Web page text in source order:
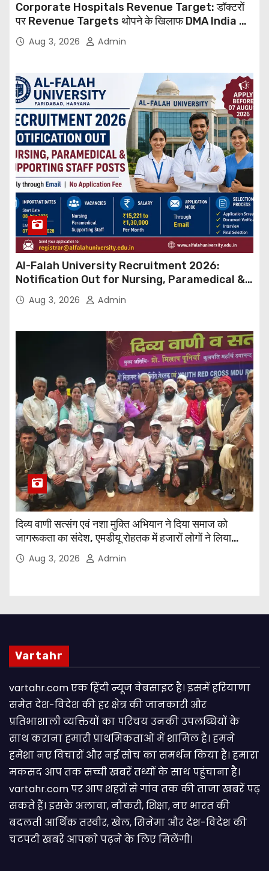
Corporate Hospitals Revenue Target: डॉक्टरों
पर Revenue Targets थोपने के खिलाफ DMA India का
बड़ा कदम, NHRC से Suo Motu जांच की मांग
Aug 3, 2026 Admin
Al-Falah University Recruitment 2026:
Notification Out for Nursing, Paramedical &
Supporting Staff Posts, Apply Through Email
Aug 3, 2026 Admin
दिव्य वाणी सत्संग एवं नशा मुक्ति अभियान ने दिया समाज को
जागरूकता का संदेश, एमडीयू रोहतक में हजारों लोगों ने लिया
संकल्पAug 3, 2026 Admin
Vartahr
vartahr.com एक हिंदी न्यूज वेबसाइट है। इसमें हरियाणा
समेत देश-विदेश की हर क्षेत्र की जानकारी और
प्रतिभाशाली व्यक्तियों का परिचय उनकी उपलब्धियों के
साथ कराना हमारी प्राथमिकताओं में शामिल है। हमने
हमेशा नए विचारों और नई सोच का समर्थन किया है। हमारा
मकसद आप तक सच्ची खबरें तथ्यों के साथ पहुंचाना है।
vartahr.com पर आप शहरों से गांव तक की ताजा खबरें पढ़
सकते हैं। इसके अलावा, नौकरी, शिक्षा, नए भारत की
बदलती आर्थिक तस्वीर, खेल, सिनेमा और देश-विदेश की
चटपटी खबरें आपकाे पढ़ने के लिए मिलेंगी।